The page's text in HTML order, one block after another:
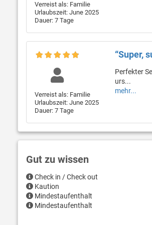
Verreist als: Familie
Urlaubszeit: June 2025
Dauer: 7 Tage
Verreist als: Familie
Urlaubszeit: June 2025
Dauer: 7 Tage
“Super,
Perfekter
urs...
mehr...
Gut zu wissen
Check in / Check out
Kaution
Mindestaufenthalt
Mindestaufenthalt